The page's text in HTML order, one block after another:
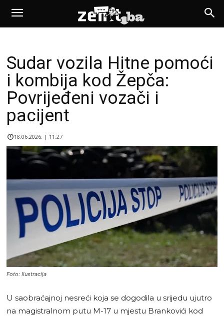
Sudar vozila Hitne pomoći
i kombija kod Žepča:
Povrijeđeni vozači i
pacijent
18.06.2026. | 11:27
Foto: Ilustracija
U saobraćajnoj nesreći koja se dogodila u srijedu ujutro
na magistralnom putu M-17 u mjestu Brankovići kod